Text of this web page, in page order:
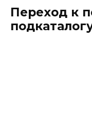
Переход к